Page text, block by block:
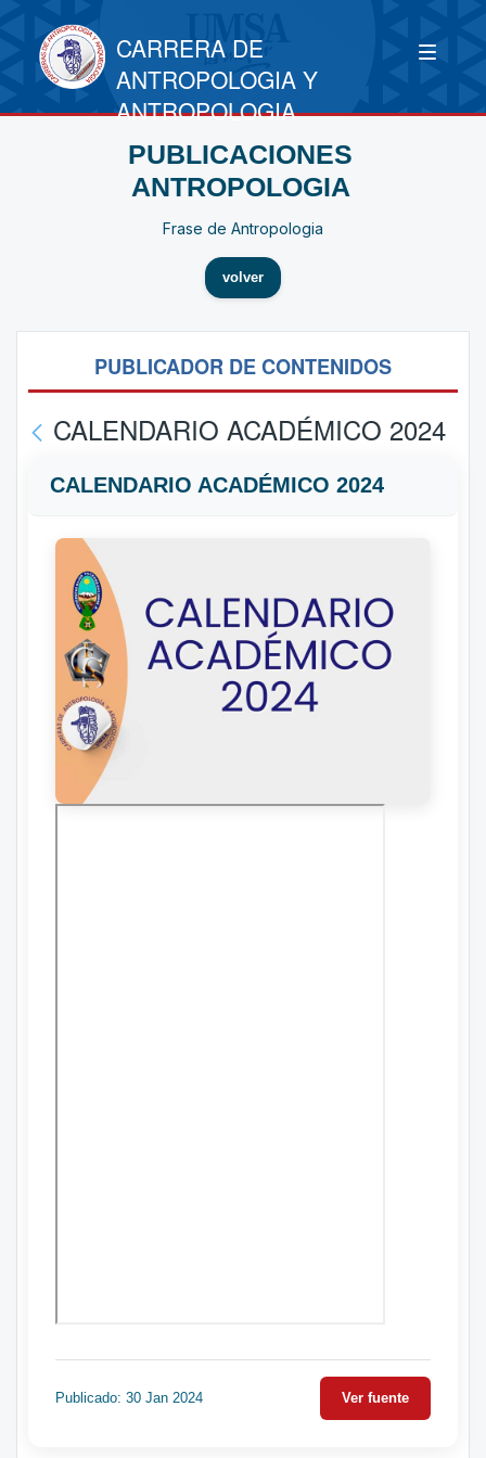
CARRERA DE
ANTROPOLOGIA Y
ANTROPOLOGIA
PUBLICACIONES
ANTROPOLOGIA
Frase de Antropologia
volver
PUBLICADOR DE CONTENIDOS
CALENDARIO ACADÉMICO 2024
CALENDARIO ACADÉMICO 2024
Publicado: 30 Jan 2024 Ver fuente